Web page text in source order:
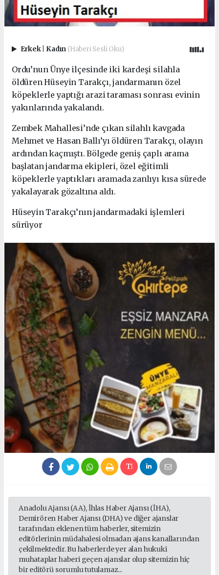
Erkek Kadın (Haberi Sesli Oku)
Ordu’nun Ünye ilçesinde iki kardeşi silahla
öldüren Hüseyin Tarakçı, jandarmanın özel
köpeklerle yaptığı arazi taraması sonrası evinin
yakınlarında yakalandı.
Zembek Mahallesi’nde çıkan silahlı kavgada
Mehmet ve Hasan Ballı’yı öldüren Tarakçı, olayın
ardından kaçmıştı. Bölgede geniş çaplı arama
başlatan jandarma ekipleri, özel eğitimli
köpeklerle yaptıkları aramada zanlıyı kısa sürede
yakalayarak gözaltına aldı.
Hüseyin Tarakçı’nın jandarmadaki işlemleri
sürüyor
Anadolu Ajansı (AA), İhlas Haber Ajansı (İHA),
Demirören Haber Ajansı (DHA) ve diğer ajanslar
tarafından eklenen tüm haberler, sitemizin
editörlerinin müdahalesi olmadan ajans kanallarından
çekilmektedir. Bu haberlerde yer alan hukuki
muhataplar haberi geçen ajanslar olup sitemizin hiç
bir editörü sorumlu tutulamaz...